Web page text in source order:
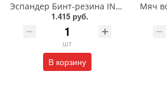
Эспандер Бинт-резина INDIGO 70мм*6м/IN091
1.415 руб.
шт
В корзину